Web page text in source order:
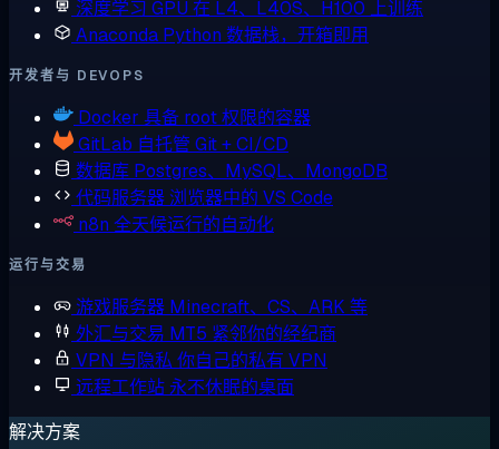
深度学习 GPU 在 L4、L40S、H100 上训练
Anaconda Python 数据栈，开箱即用
开发者与 DEVOPS
Docker 具备 root 权限的容器
GitLab 自托管 Git + CI/CD
数据库 Postgres、MySQL、MongoDB
代码服务器 浏览器中的 VS Code
n8n 全天候运行的自动化
运行与交易
游戏服务器 Minecraft、CS、ARK 等
外汇与交易 MT5 紧邻你的经纪商
VPN 与隐私 你自己的私有 VPN
远程工作站 永不休眠的桌面
解决方案